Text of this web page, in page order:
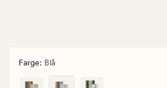
Farge: Blå